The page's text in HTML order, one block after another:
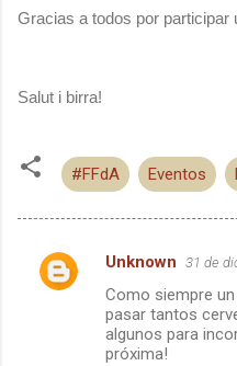
Gracias a todos por participar
Salut i birra!
#FFdA Eventos
C
Unknown 31 de
Como siempre
pasar tantos
algunos para
próxima!